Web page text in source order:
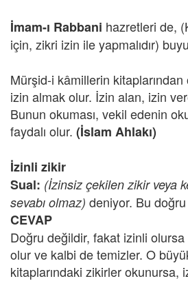
İmam-ı Rabbani hazretleri de,
için, zikri izin ile yapmalıdır)
Mürşid-i kâmillerin
izin almak olur. İzin alan, izin
Bunun okuması, vekil edenin
faydalı olur. (İslam Ahlakı)
İzinli zikir
Sual: (İzinsiz çekilen zikir veya
sevabı olmaz) deniyor. Bu
CEVAP
Doğru değildir, fakat izinli
olur ve kalbi de temizler. O
kitaplarındaki zikirler okunursa,